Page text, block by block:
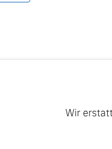
Sie unsere saisonalen
Wir